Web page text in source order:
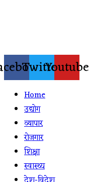
TwitterYoutube
Home
उद्योग
व्यापार
रोजगार
शिक्षा
स्वास्थ्य